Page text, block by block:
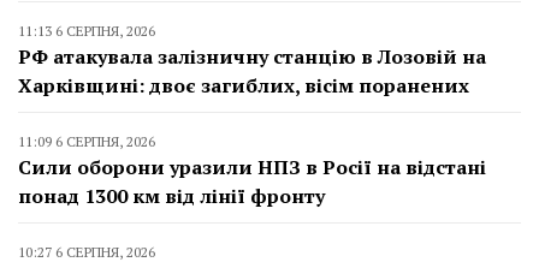
11:13 6 СЕРПНЯ, 2026
РФ атакувала залізничну станцію в Лозовій на
Харківщині: двоє загиблих, вісім поранених
11:09 6 СЕРПНЯ, 2026
Сили оборони уразили НПЗ в Росії на відстані
понад 1300 км від лінії фронту
10:27 6 СЕРПНЯ, 2026